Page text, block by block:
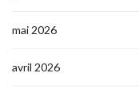
mai 2026
avril 2026